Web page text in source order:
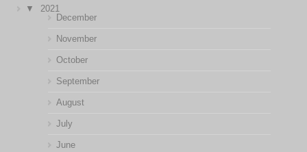
2021
December
November
October
September
August
July
June